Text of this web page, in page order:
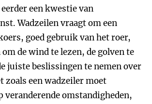
een kwestie van
Wadzeilen vraagt om een
goed gebruik van het roer,
de wind te lezen, de golven te
juiste beslissingen te nemen over
zoals een wadzeiler moet
veranderende omstandigheden,